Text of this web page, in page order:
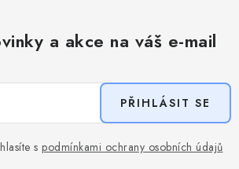
a akce na váš e-mail
s podmínkami ochrany osobních údajů
PŘIHLÁSIT SE